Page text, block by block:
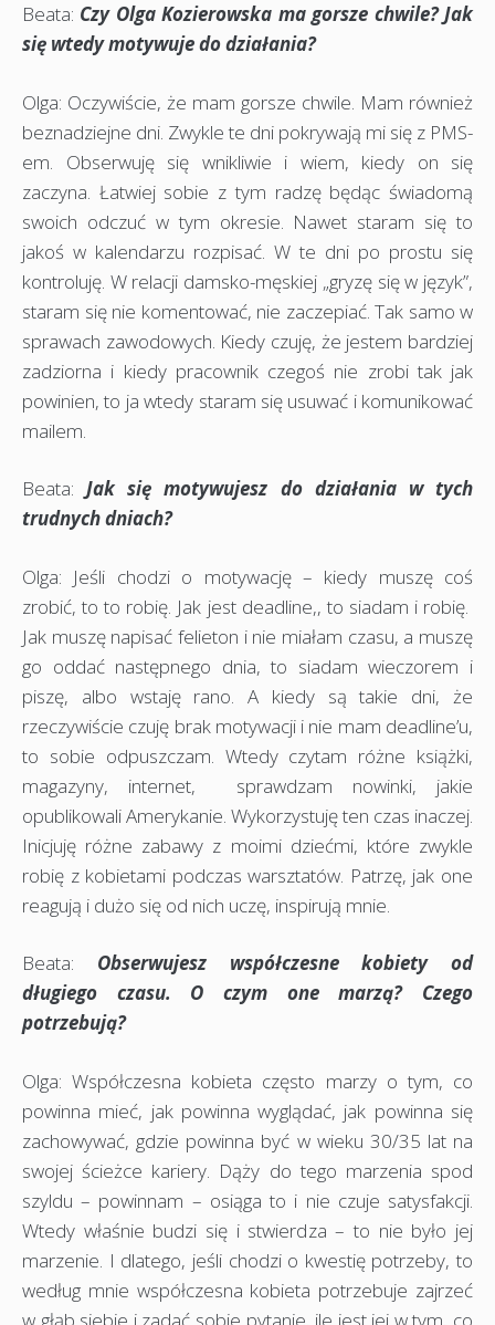
Beata: Czy Olga Kozierowska ma gorsze chwile? Jak
się wtedy motywuje do działania?
Olga: Oczywiście, że mam gorsze chwile. Mam również
beznadziejne dni. Zwykle te dni pokrywają mi się z PMS-
em. Obserwuję się wnikliwie i wiem, kiedy on się
zaczyna. Łatwiej sobie z tym radzę będąc świadomą
swoich odczuć w tym okresie. Nawet staram się to
jakoś w kalendarzu rozpisać. W te dni po prostu się
kontroluję. W relacji damsko-męskiej „gryzę się w język”,
staram się nie komentować, nie zaczepiać. Tak samo w
sprawach zawodowych. Kiedy czuję, że jestem bardziej
zadziorna i kiedy pracownik czegoś nie zrobi tak jak
powinien, to ja wtedy staram się usuwać i komunikować
mailem.
Beata:Jak się motywujesz do działania w tych
trudnych dniach?
Olga: Jeśli chodzi o motywację – kiedy muszę coś
zrobić, to to robię. Jak jest deadline,, to siadam i robię.
Jak muszę napisać felieton i nie miałam czasu, a muszę
go oddać następnego dnia, to siadam wieczorem i
piszę, albo wstaję rano. A kiedy są takie dni, że
rzeczywiście czuję brak motywacji i nie mam deadline’u,
to sobie odpuszczam. Wtedy czytam różne książki,
magazyny, internet, sprawdzam nowinki, jakie
opublikowali Amerykanie. Wykorzystuję ten czas inaczej.
Inicjuję różne zabawy z moimi dziećmi, które zwykle
robię z kobietami podczas warsztatów. Patrzę, jak one
reagują i dużo się od nich uczę, inspirują mnie.
Beata: Obserwujesz współczesne kobiety od
długiego czasu. O czym one marzą? Czego
potrzebują?
Olga: Współczesna kobieta często marzy o tym, co
powinna mieć, jak powinna wyglądać, jak powinna się
zachowywać, gdzie powinna być w wieku 30/35 lat na
swojej ścieżce kariery. Dąży do tego marzenia spod
szyldu – powinnam – osiąga to i nie czuje satysfakcji.
Wtedy właśnie budzi się i stwierdza – to nie było jej
marzenie. I dlatego, jeśli chodzi o kwestię potrzeby, to
według mnie współczesna kobieta potrzebuje zajrzeć
w głąb siebie i zadać sobie pytanie, ile jest jej w tym, co